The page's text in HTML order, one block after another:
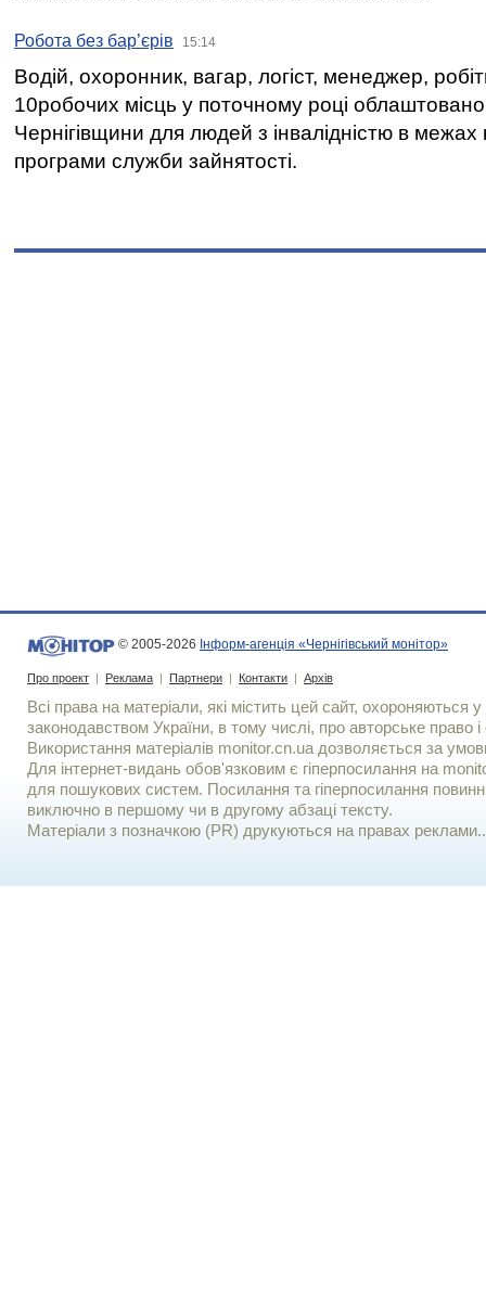
Робота без бар’єрів 15:14
Водій, охоронник, вагар, логіст, менеджер,
10робочих місць у поточному році
Чернігівщини для людей з інвалідністю в межах
програми служби зайнятості.
© 2005-2026 Інформ-агенція «Чернігівський монітор»
Про проект | Реклама | Партнери | Контакти | Архів
Всі права на матеріали, які містить цей сайт, охороняються у
законодавством України, в тому числі, про авторське право і
Використання матерiалiв monitor.cn.ua дозволяється за
Для iнтернет-видань обов'язковим є гiперпосилання на
для пошукових систем. Посилання та гіперпосилання
виключно в першому чи в другому абзаці тексту.
Матеріали з позначкою (PR) друкуються на правах реклами..